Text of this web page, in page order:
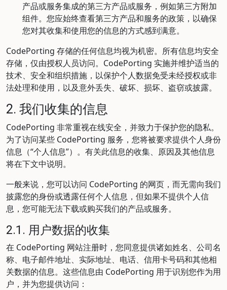
产品或服务集成的第三方产品或服务，例如第三方附加
组件。您应始终查看第三方产品和服务的政策，以确保
您对其收集和使用您的信息的方式感到满意。
CodePorting 存储的任何信息均视为机密。所有信息均安全
存储，仅由授权人员访问。CodePorting 实施并维护适当的
技术、安全和组织措施，以保护个人数据免受未经授权或非
法处理和使用，以及意外丢失、破坏、损坏、盗窃或披露。
2. 我们收集的信息
CodePorting 非常重视在线安全，并致力于保护您的隐私。
为了访问某些 CodePorting 服务，您将被要求提供个人身份
信息（“个人信息”）。有关此信息的收集、原因及其他信息
将在下文中说明。
一般来说，您可以访问 CodePorting 的网页，而无需向我们
披露您的身份或透露任何个人信息，但如果不提供个人信
息，您可能无法下载或购买我们的产品或服务。
2.1. 用户数据的收集
在 CodePorting 网站注册时，您同意提供诸如姓名、公司名
称、电子邮件地址、实际地址、电话、信用卡号码和其他相
关数据的信息。这些信息由 CodePorting 用于识别您作为用
户，并为您提供访问：